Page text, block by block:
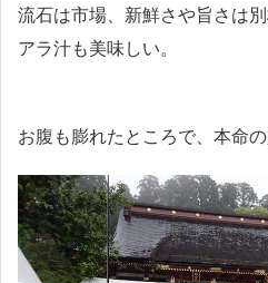
流石は市場、新鮮さや旨さは
アラ汁も美味しい。
お腹も膨れたところで、本命の